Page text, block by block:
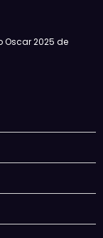
Oscar 2025 de